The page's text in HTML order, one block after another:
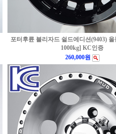
포터후륜 블리자드 쉴드에디션(9403)
1000kg] KC인증
260,000원